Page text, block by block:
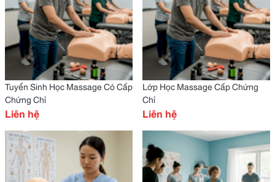
Tuyển Sinh Học Massage Có Cấp
Chứng Chỉ
Liên hệ
Lớp Học Massage Cấp Chứng
Chỉ
Liên hệ